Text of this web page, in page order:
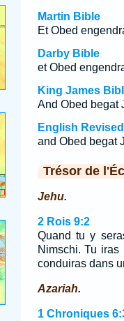
Martin Bible
Et Obed
Darby Bible
et Obed
King James
And Obed begat
English
and Obed begat
Trésor de
Jehu.
2 Rois 9:2
Quand tu y
Nimschi. Tu
conduiras dans
Azariah.
1 Chroniques